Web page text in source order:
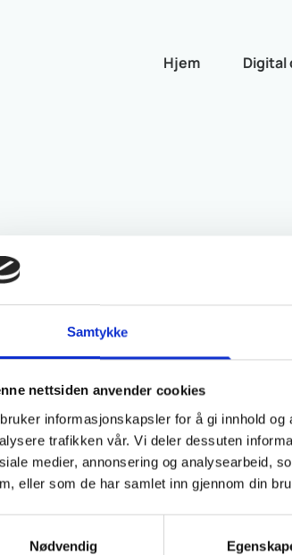
Samtykke
nettsiden anvender cookies
informasjonskapsler for å gi innhold
trafikken vår. Vi deler dessuten
medier, annonsering og analysearbeid,
eller som de har samlet inn gjennom din
Nødvendig
Hjem Digital
Liavaag
10 år i Froland byttet jobb til å
i Froland, men nå var tiden inne for å
som tar over hennes pasienter, og
så fort dette er på plass.
inntil ny lege tar over.
videre, og er sikre på at hun vil bli en stor
ved Froland legekontor